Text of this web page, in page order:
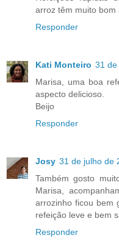
arroz têm muito bom
Responder
Kati Monteiro 31 de
Marisa, uma boa
aspecto delicioso.
Beijo
Responder
Josy 31 de julho de
Também gosto
Marisa,
arrozinho ficou bem
refeição leve e bem
Responder